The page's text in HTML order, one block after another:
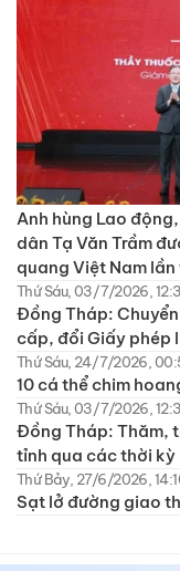
Anh hùng Lao
dân Tạ Văn Trầm
quang Việt Nam lần
Thứ Sáu, 03/7/2026,
Đồng Tháp:
cấp, đổi Giấy phép
Thứ Sáu, 24/7/2026,
10 cá thể chim
Thứ Sáu, 03/7/2026,
Đồng Tháp: Thăm,
tỉnh qua các thời kỳ
Thứ Bảy, 27/6/2026,
Sạt lở đường giao